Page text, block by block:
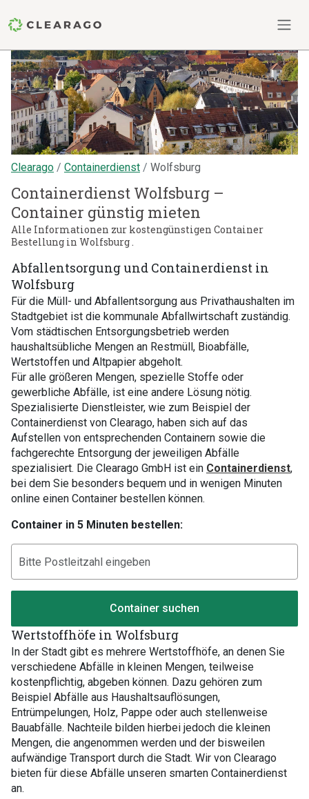
Clearago Containerdienst Wolfsburg
Containerdienst Wolfsburg –
Container günstig mieten
Alle Informationen zur kostengünstigen Container
Bestellung in Wolfsburg .
Abfallentsorgung und Containerdienst in
Wolfsburg
Für die Müll- und Abfallentsorgung aus Privathaushalten im
Stadtgebiet ist die kommunale Abfallwirtschaft zuständig.
Vom städtischen Entsorgungsbetrieb werden
haushaltsübliche Mengen an Restmüll, Bioabfälle,
Wertstoffen und Altpapier abgeholt.
Für alle größeren Mengen, spezielle Stoffe oder
gewerbliche Abfälle, ist eine andere Lösung nötig.
Spezialisierte Dienstleister, wie zum Beispiel der
Containerdienst von Clearago, haben sich auf das
Aufstellen von entsprechenden Containern sowie die
fachgerechte Entsorgung der jeweiligen Abfälle
spezialisiert. Die Clearago GmbH ist ein Containerdienst,
bei dem Sie besonders bequem und in wenigen Minuten
online einen Container bestellen können.
Container in 5 Minuten bestellen:
Container suchen
Wertstoffhöfe in Wolfsburg
In der Stadt gibt es mehrere Wertstoffhöfe, an denen Sie
verschiedene Abfälle in kleinen Mengen, teilweise
kostenpflichtig, abgeben können. Dazu gehören zum
Beispiel Abfälle aus Haushaltsauflösungen,
Entrümpelungen, Holz, Pappe oder auch stellenweise
Bauabfälle. Nachteile bilden hierbei jedoch die kleinen
Mengen, die angenommen werden und der bisweilen
aufwändige Transport durch die Stadt. Wir von Clearago
bieten für diese Abfälle unseren smarten Containerdienst
an.